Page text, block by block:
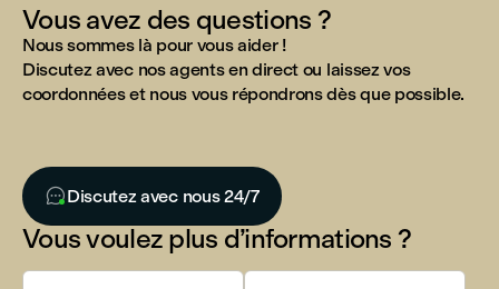
Vous avez des questions ?
Nous sommes là pour vous aider !
Discutez avec nos agents en direct ou laissez vos
coordonnées et nous vous répondrons dès que possible.
Discutez avec nous 24/7
Vous voulez plus d’informations ?